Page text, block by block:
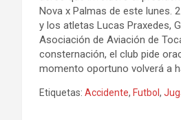
Nova x Palmas de este lunes.
y los atletas Lucas Praxedes,
Asociación de Aviación de
consternación, el club pide
momento oportuno volverá a
Etiquetas: Accidente, Futbol ,